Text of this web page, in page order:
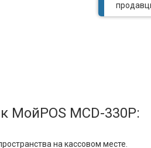
МойPOS MCD-330Р:
на кассовом месте.